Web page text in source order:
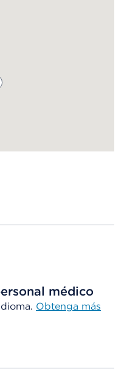
médico
Obtenga más